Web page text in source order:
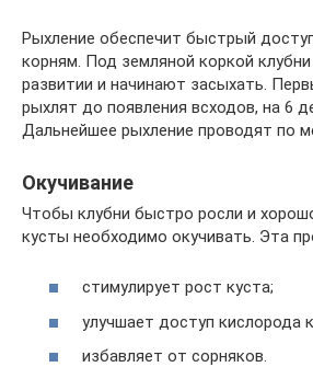
Рыхление обеспечит быстрый
корням. Под земляной коркой
развитии и начинают засыхать.
рыхлят до появления всходов, на 6
Дальнейшее рыхление проводят по
Окучивание
Чтобы клубни быстро росли и
кусты необходимо окучивать. Эта
стимулирует рост куста;
улучшает доступ кислорода
избавляет от сорняков.